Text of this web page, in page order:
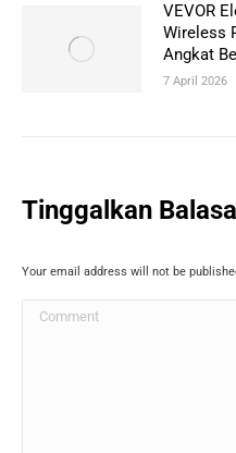
VEVOR
Wireless
Angkat
7 April 2026
Tinggalkan
Your email address will not be
Comment